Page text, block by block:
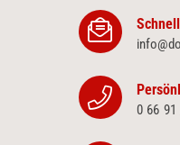
0 66